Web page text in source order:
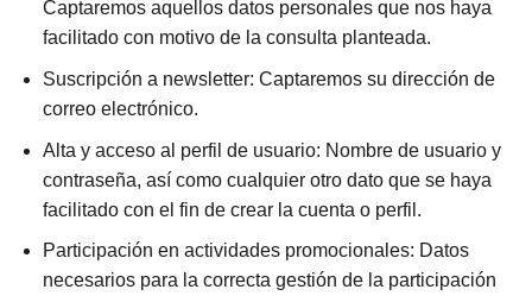
Captaremos aquellos datos personales que nos haya
facilitado con motivo de la consulta planteada.
Suscripción a newsletter: Captaremos su dirección de
correo electrónico.
Alta y acceso al perfil de usuario: Nombre de usuario y
contraseña, así como cualquier otro dato que se haya
facilitado con el fin de crear la cuenta o perfil.
Participación en actividades promocionales: Datos
necesarios para la correcta gestión de la participación